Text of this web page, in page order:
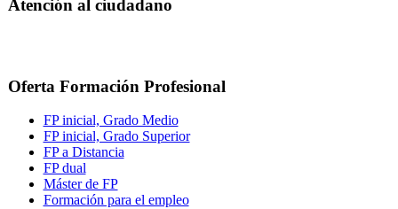
Atención al ciudadano
Oferta Formación Profesional
FP inicial, Grado Medio
FP inicial, Grado Superior
FP a Distancia
FP dual
Máster de FP
Formación para el empleo